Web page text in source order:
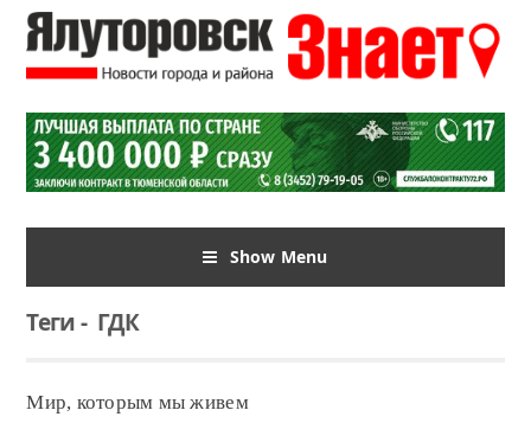
Show Menu
Теги-ГДК
Мир, которым мы живем